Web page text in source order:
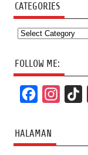
CATEGORIES
Categories
FOLLOW ME:
c
e
t
T
HALAMAN